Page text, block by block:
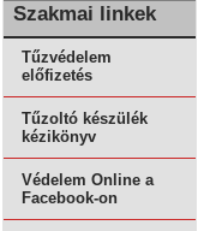
Szakmai linkek
Tűzvédelem
előfizetés
Tűzoltó készülék
kézikönyv
Védelem Online a
Facebook-on